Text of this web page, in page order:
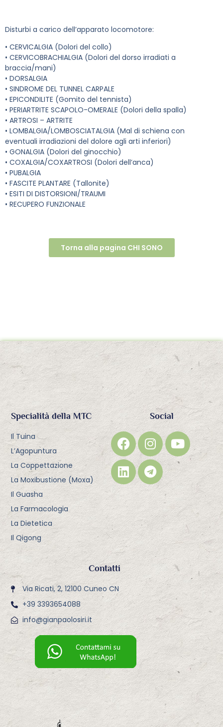
Disturbi a carico dell’apparato locomotore:
• CERVICALGIA (Dolori del collo)
• CERVICOBRACHIALGIA (Dolori del dorso irradiati a
braccia/mani)
• DORSALGIA
• SINDROME DEL TUNNEL CARPALE
• EPICONDILITE (Gomito del tennista)
• PERIARTRITE SCAPOLO-OMERALE (Dolori della spalla)
• ARTROSI – ARTRITE
• LOMBALGIA/LOMBOSCIATALGIA (Mal di schiena con
eventuali irradiazioni del dolore agli arti inferiori)
• GONALGIA (Dolori del ginocchio)
• COXALGIA/COXARTROSI (Dolori dell’anca)
• PUBALGIA
• FASCITE PLANTARE (Tallonite)
• ESITI DI DISTORSIONI/TRAUMI
• RECUPERO FUNZIONALE
Torna alla pagina CHI SONO
Contatti
Via Ricati, 2, 12100 Cuneo CN
+39 3393654088
info@gianpaolosiri.it
Social
Specialità della MTC
Il Tuina
L’Agopuntura
La Coppettazione
La Moxibustione (Moxa)
Il Guasha
La Farmacologia
La Dietetica
Il Qigong